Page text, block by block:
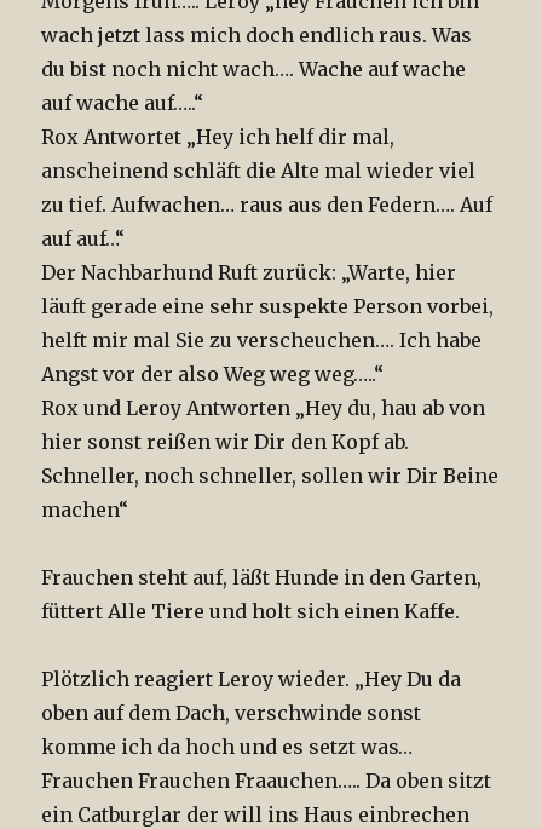
wach jetzt lass mich doch endlich raus. Was
du bist noch nicht wach…. Wache auf wache
auf wache auf…..“
Rox Antwortet „Hey ich helf dir mal,
anscheinend schläft die Alte mal wieder viel
zu tief. Aufwachen… raus aus den Federn…. Auf
auf auf…“
Der Nachbarhund Ruft zurück: „Warte, hier
läuft gerade eine sehr suspekte Person vorbei,
helft mir mal Sie zu verscheuchen…. Ich habe
Angst vor der also Weg weg weg…..“
Rox und Leroy Antworten „Hey du, hau ab von
hier sonst reißen wir Dir den Kopf ab.
Schneller, noch schneller, sollen wir Dir Beine
machen“
Frauchen steht auf, läßt Hunde in den Garten,
füttert Alle Tiere und holt sich einen Kaffe.
Plötzlich reagiert Leroy wieder. „Hey Du da
oben auf dem Dach, verschwinde sonst
komme ich da hoch und es setzt was…
Frauchen Frauchen Fraauchen….. Da oben sitzt
ein Catburglar der will ins Haus einbrechen